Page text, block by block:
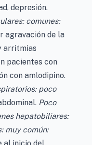
depresión.
comunes:
agravación de la
arritmias
pacientes con
con amlodipino.
poco
Poco
hepatobiliares:
muy común: